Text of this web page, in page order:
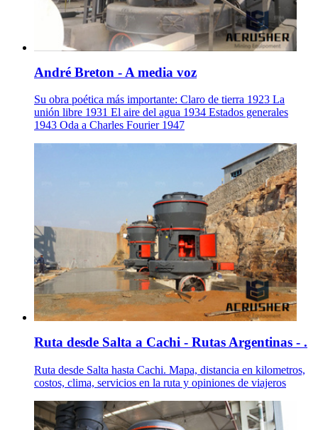
André Breton - A media voz
Su obra poética más importante: Claro de tierra 1923 La
unión libre 1931 El aire del agua 1934 Estados generales
1943 Oda a Charles Fourier 1947
Ruta desde Salta a Cachi - Rutas Argentinas - .
Ruta desde Salta hasta Cachi. Mapa, distancia en kilometros,
costos, clima, servicios en la ruta y opiniones de viajeros